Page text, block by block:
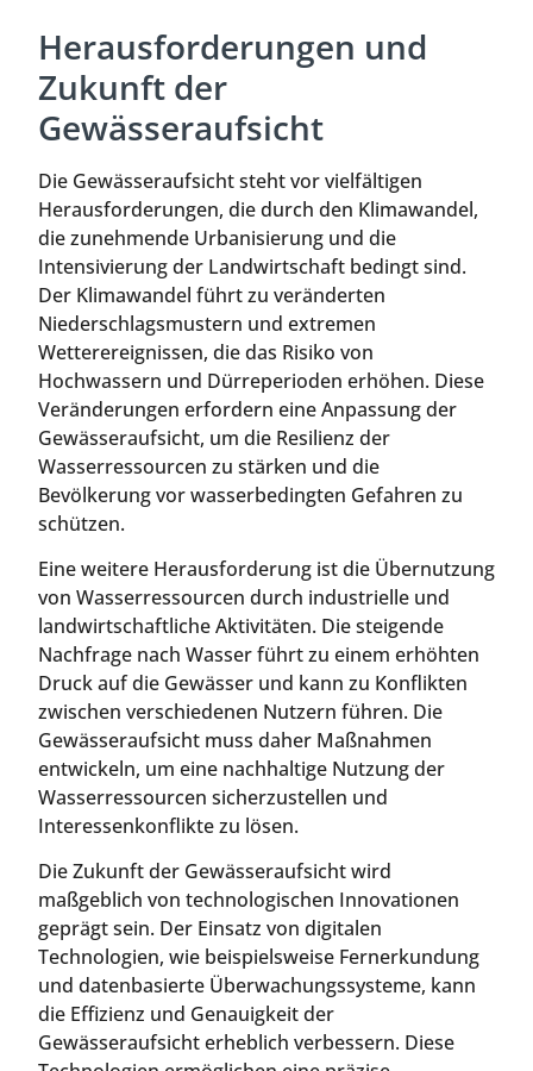
Herausforderungen und
Zukunft der
Gewässeraufsicht
Die Gewässeraufsicht steht vor vielfältigen
Herausforderungen, die durch den Klimawandel,
die zunehmende Urbanisierung und die
Intensivierung der Landwirtschaft bedingt sind.
Der Klimawandel führt zu veränderten
Niederschlagsmustern und extremen
Wetterereignissen, die das Risiko von
Hochwassern und Dürreperioden erhöhen. Diese
Veränderungen erfordern eine Anpassung der
Gewässeraufsicht, um die Resilienz der
Wasserressourcen zu stärken und die
Bevölkerung vor wasserbedingten Gefahren zu
schützen.
Eine weitere Herausforderung ist die Übernutzung
von Wasserressourcen durch industrielle und
landwirtschaftliche Aktivitäten. Die steigende
Nachfrage nach Wasser führt zu einem erhöhten
Druck auf die Gewässer und kann zu Konflikten
zwischen verschiedenen Nutzern führen. Die
Gewässeraufsicht muss daher Maßnahmen
entwickeln, um eine nachhaltige Nutzung der
Wasserressourcen sicherzustellen und
Interessenkonflikte zu lösen.
Die Zukunft der Gewässeraufsicht wird
maßgeblich von technologischen Innovationen
geprägt sein. Der Einsatz von digitalen
Technologien, wie beispielsweise Fernerkundung
und datenbasierte Überwachungssysteme, kann
die Effizienz und Genauigkeit der
Gewässeraufsicht erheblich verbessern. Diese